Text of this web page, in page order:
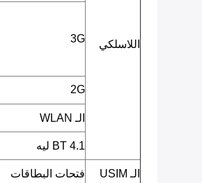
اللاسلكي 3G
2G
الـ WLAN
BT 4.1 ليه
الـ USIM فتحات البطاقات